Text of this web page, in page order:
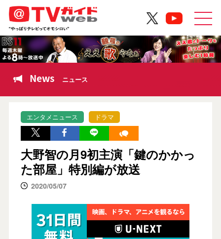
News ニュース
エンタメニュース ドラマ
大野智の月9初主演「鍵のかかっ
た部屋」特別編が放送
2020/05/07